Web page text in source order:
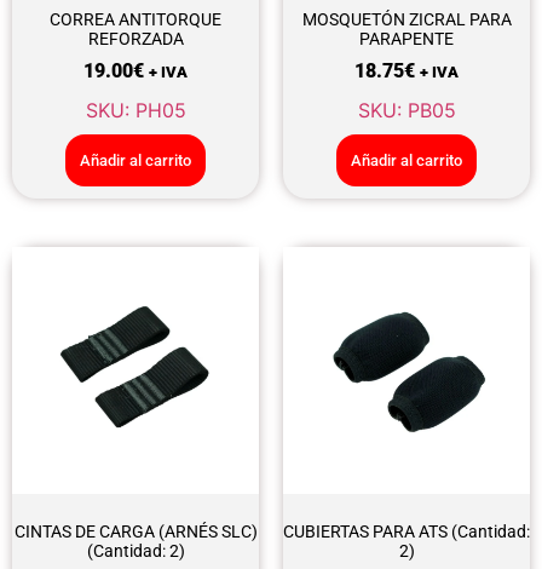
CORREA ANTITORQUE
REFORZADA
19.00€ + IVA
SKU: PH05
Añadir al carrito
MOSQUETÓN ZICRAL PARA
PARAPENTE
18.75€ + IVA
SKU: PB05
Añadir al carrito
CINTAS DE CARGA (ARNÉS SLC)
(Cantidad: 2)
CUBIERTAS PARA ATS (Cantidad:
2)